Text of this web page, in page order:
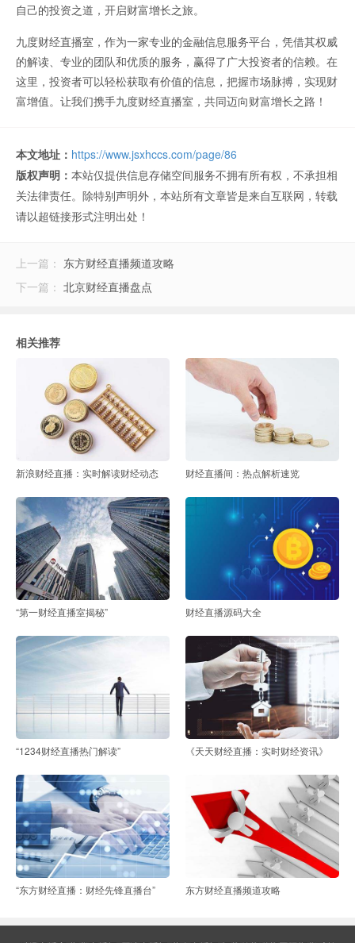
自己的投资之道，开启财富增长之旅。
九度财经直播室，作为一家专业的金融信息服务平台，凭借其权威
的解读、专业的团队和优质的服务，赢得了广大投资者的信赖。在
这里，投资者可以轻松获取有价值的信息，把握市场脉搏，实现财
富增值。让我们携手九度财经直播室，共同迈向财富增长之路！
本文地址： https://www.jsxhccs.com/page/86
版权声明： 本站仅提供信息存储空间服务不拥有所有权，不承担相
关法律责任。除特别声明外，本站所有文章皆是来自互联网，转载
请以超链接形式注明出处！
上一篇： 东方财经直播频道攻略
下一篇： 北京财经直播盘点
相关推荐
新浪财经直播：实时解读财经动态 财经直播间：热点解析速览
“第一财经直播室揭秘” 财经直播源码大全
“1234财经直播热门解读” 《天天财经直播：实时财经资讯》
“东方财经直播：财经先锋直播台” 东方财经直播频道攻略